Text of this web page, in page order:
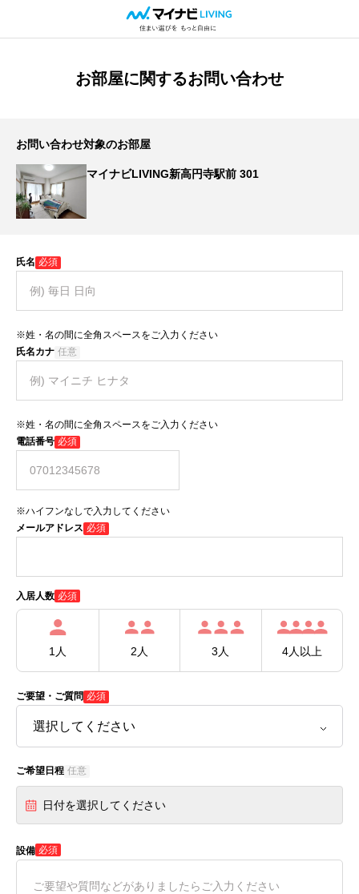
お部屋に関するお問い合わせ
お問い合わせ対象のお部屋
マイナビLIVING新高円寺駅前 301
氏名 必須
※姓・名の間に全角スペースをご入力ください
氏名カナ 任意
※姓・名の間に全角スペースをご入力ください
電話番号 必須
※ハイフンなしで入力してください
メールアドレス 必須
入居人数 必須
1人 2人 3人 4人以上
ご要望・ご質問 必須
ご希望日程 任意
日付を選択してください
設備 必須